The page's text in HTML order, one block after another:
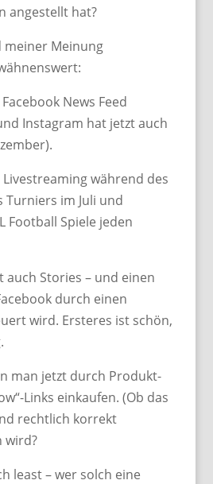
angestellt hat?
meiner Meinung
News Feed
Instagram hat jetzt auch
während des
Turniers im Juli und
Football Spiele jeden
auch Stories – und einen
durch einen
wird. Ersteres ist schön,
man jetzt durch Produkt-
Links einkaufen. (Ob das
rechtlich korrekt
wird?
least – wer solch eine